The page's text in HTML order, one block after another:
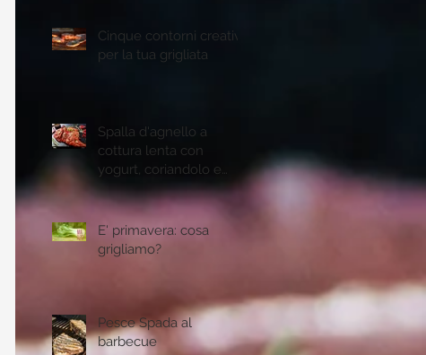
Cinque contorni creativi
per la tua grigliata
Spalla d'agnello a
cottura lenta con
yogurt, coriandolo e
semi di melogtano
E' primavera: cosa
grigliamo?
Pesce Spada al
barbecue